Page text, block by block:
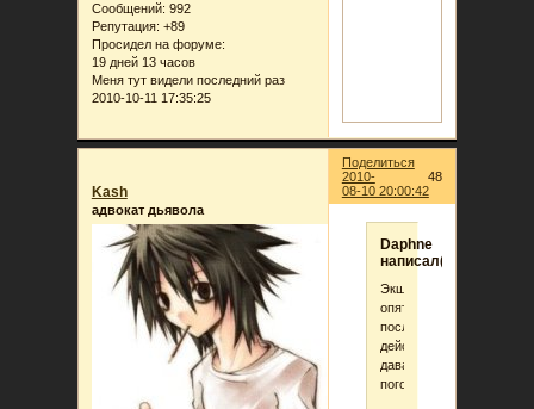
Сообщений: 992
Репутация: +89
Просидел на форуме:
19 дней 13 часов
Меня тут видели последний раз
2010-10-11 17:35:25
Поделиться
48
2010-
08-10 20:00:42
Kash
адвокат дьявола
Daphne
написал(а):
Экшен
опять
после
действий?
давайте
поговорим